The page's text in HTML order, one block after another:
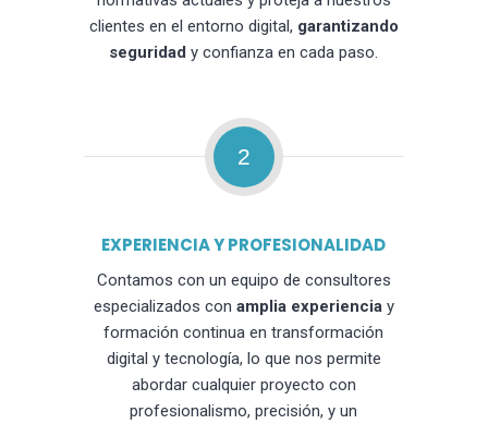
clientes en el entorno digital, garantizando
seguridad y confianza en cada paso.
2
EXPERIENCIA Y PROFESIONALIDAD
Contamos con un equipo de consultores
especializados con amplia experienciay
formación continua en transformación
digital y tecnología, lo que nos permite
abordar cualquier proyecto con
profesionalismo, precisión, y un